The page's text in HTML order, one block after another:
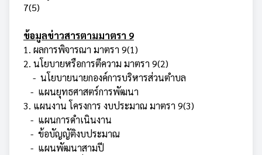
7(5)
ข้อมูลข่าวสารตามมาตรา 9
1. ผลการพิจารณา มาตรา 9(1)
2. นโยบายหรือการตีความ มาตรา 9(2)
- นโยบายนายกองค์การบริหารส่วนตำบล
- แผนยุทธศาสตร์การพัฒนา
3. แผนงาน โครงการ งบประมาณ มาตรา 9(3)
- แผนการดำเนินงาน
- ข้อบัญญัติงบประมาณ
- แผนพัฒนาสามปี